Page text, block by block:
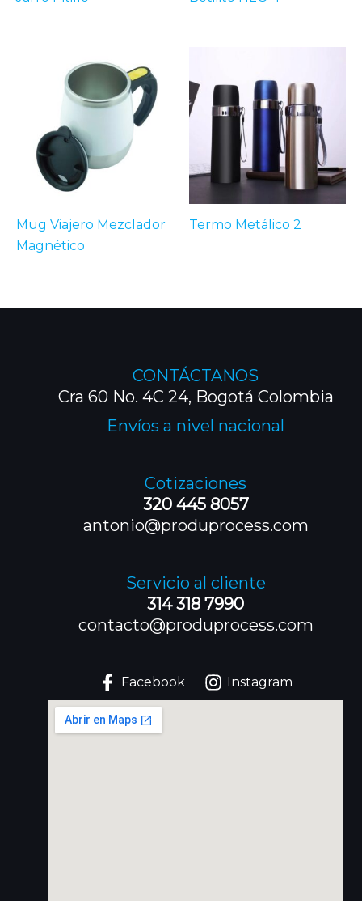
Mug Viajero Mezclador
Magnético
Termo Metálico 2
CONTÁCTANOS
Cra 60 No. 4C 24, Bogotá Colombia
Envíos a nivel nacional
Cotizaciones
320 445 8057
antonio@produprocess.com
Servicio al cliente
314 318 7990
contacto@produprocess.com
Facebook Instagram